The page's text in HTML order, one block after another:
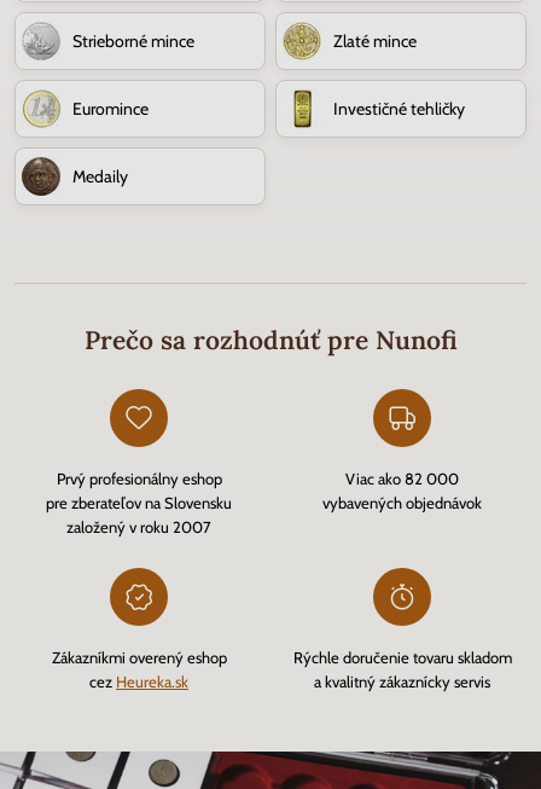
Strieborné mince Zlaté mince
Euromince Investičné tehličky
Medaily
Prečo sa rozhodnúť pre Nunofi
Prvý profesionálny eshop
pre zberateľov na Slovensku
založený v roku 2007
Viac ako 82 000
vybavených objednávok
Zákazníkmi overený eshop
cez Heureka.sk
Rýchle doručenie tovaru skladom
a kvalitný zákaznícky servis